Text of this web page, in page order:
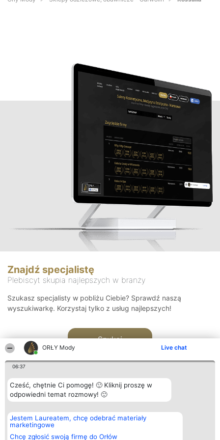
ORŁY Mody Live chat
06:37
Cześć, chętnie Ci pomogę! 🙂 Kliknij proszę w
odpowiedni temat rozmowy! 🙂
Jestem Laureatem, chcę odebrać materiały
marketingowe
Chcę zgłosić swoją firmę do Orłów
Znajdź specjalistę
Plebiscyt skupia najlepszych w branży
Szukasz specjalisty w pobliżu Ciebie? Sprawdź naszą
wyszukiwarkę. Korzystaj tylko z usług najlepszych!
Szukaj
Organizator plebiscytu
Bright Side Solutions sp. z o.
o. sp. k.
ul. Ruska 22
Plebiscyt
Laureaci
wszystkich
Kontakt
Kontakt